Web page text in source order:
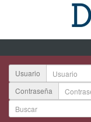
Usuario
Contraseña